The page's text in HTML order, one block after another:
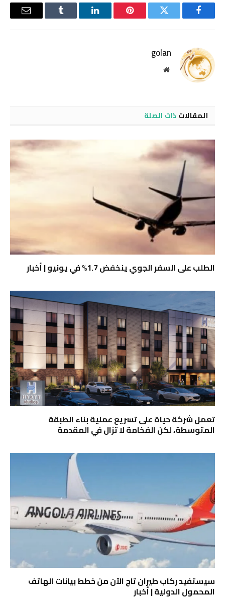
فيسبوك تويتر بينتيريستلينكدإن Tumblr
البريد
golan
موقع
المقالات ذات الصلة
الطلب على السفر الجوي ينخفض ​​1.7% في يونيو | أخبار
تعمل شركة حياة على تسريع عملية بناء الطبقة
المتوسطة، لكن الفخامة لا تزال في المقدمة
سيستفيد ركاب طيران تاج الآن من خطط بيانات الهاتف
المحمول الدولية | أخبار